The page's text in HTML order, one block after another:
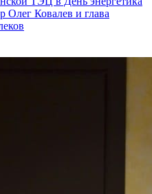
Олег Ковалев и глава